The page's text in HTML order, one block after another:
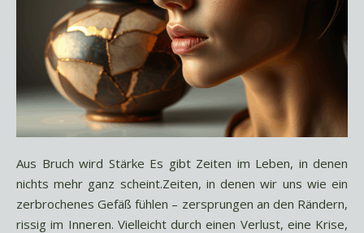
Aus Bruch wird Stärke Es gibt Zeiten im Leben, in denen
nichts mehr ganz scheint.Zeiten, in denen wir uns wie ein
zerbrochenes Gefäß fühlen – zersprungen an den Rändern,
rissig im Inneren. Vielleicht durch einen Verlust, eine Krise,